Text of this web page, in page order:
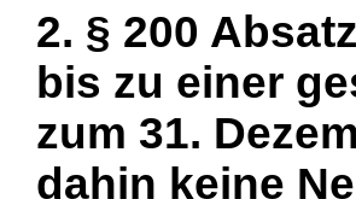
2. § 200
bis zu einer
zum 31.
dahin keine